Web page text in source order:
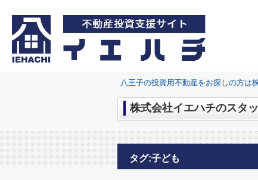
八王子の投資用不動産をお探しの方は
株式会社イエハチのスタ
タグ:子ども